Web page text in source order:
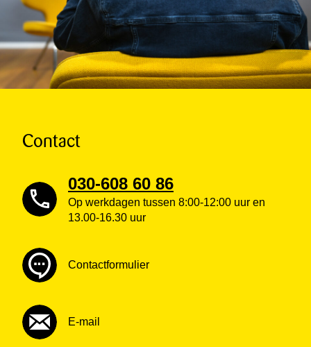
Contact
030-608 60 86
Op werkdagen tussen 8:00-12:00 uur en
13.00-16.30 uur
Contactformulier
E-mail